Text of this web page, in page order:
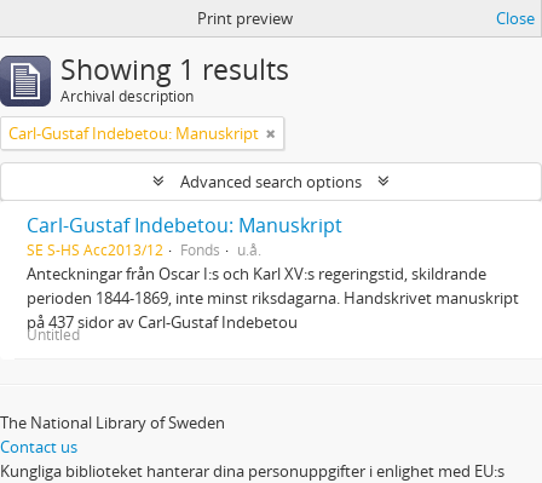
Print preview Close
Showing 1 results
Archival description
Carl-Gustaf Indebetou: Manuskript
Advanced search options
Carl-Gustaf Indebetou: Manuskript
SE S-HS Acc2013/12 Fonds u.å.
Anteckningar från Oscar I:s och Karl XV:s regeringstid, skildrande
perioden 1844-1869, inte minst riksdagarna. Handskrivet manuskript
på 437 sidor av Carl-Gustaf Indebetou
Untitled
The National Library of Sweden
Contact us
Kungliga biblioteket hanterar dina personuppgifter i enlighet med EU:s